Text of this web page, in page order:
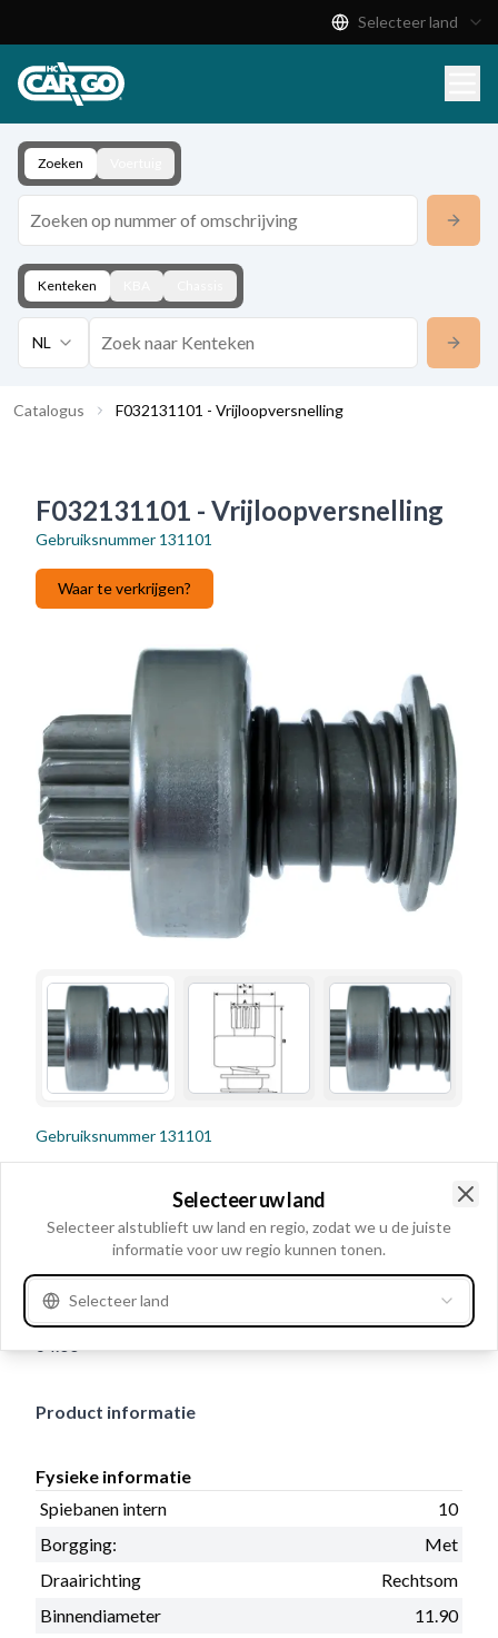
Download
Contact
Selecteer land
Zoeken
Kenteken
NL
Catalogus F032131101 - Vrijloopversnelling
F032131101 - Vrijloopversnelling
Gebruiksnummer 131101
Waar te verkrijgen?
Gebruiksnummer 131101
Spiebanen intern 10, Borgging: Met, Draairichting
Rechtsom, Binnendiameter 11.90, Buitendiameter 25.80,
Planetair stelsel: Zonder, asafstand 5.00,
Buitendiameter/huis 46.20, No./teeth 9, Totale lengte:
Product informatie
Fysieke informatie
Spiebanen intern
10
Borgging:
Met
Draairichting
Rechtsom
Binnendiameter
11.90
Selecteer uw land
Selecteer alstublieft uw land en regio, zodat we u de juiste
informatie voor uw regio kunnen tonen.
Selecteer land